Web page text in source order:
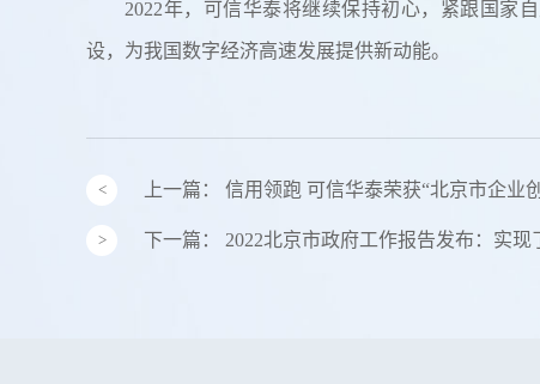
2022年，可信华泰将继续保持初心，紧跟国家
设，为我国数字经济高速发展提供新动能。
上一篇： 信用领跑 可信华泰荣获“北京市企业
下一篇： 2022北京市政府工作报告发布：实现